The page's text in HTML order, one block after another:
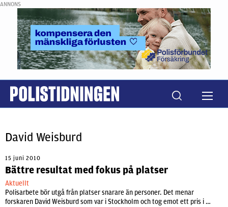
ANNONS
David Weisburd
15 juni 2010
Bättre resultat med fokus på platser
Aktuellt
Polisarbete bör utgå från platser snarare än personer. Det menar
forskaren David Weisburd som var i Stockholm och tog emot ett pris i …